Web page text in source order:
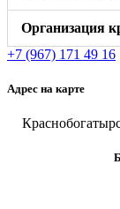
Организация
+7 (967) 171 49 16
Адрес на карте